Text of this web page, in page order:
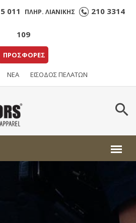
011 ΠΛΗΡ. ΛΙΑΝΙΚΗΣ 210 3314
109
ΠΡΟΣΦΟΡΕΣ
ΝΕΑ ΕΙΣΟΔΟΣ ΠΕΛΑΤΩΝ